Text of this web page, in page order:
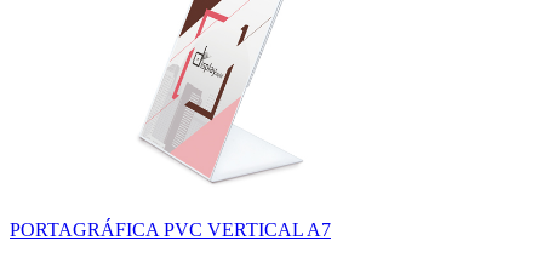
PORTAGRÁFICA PVC VERTICAL A7